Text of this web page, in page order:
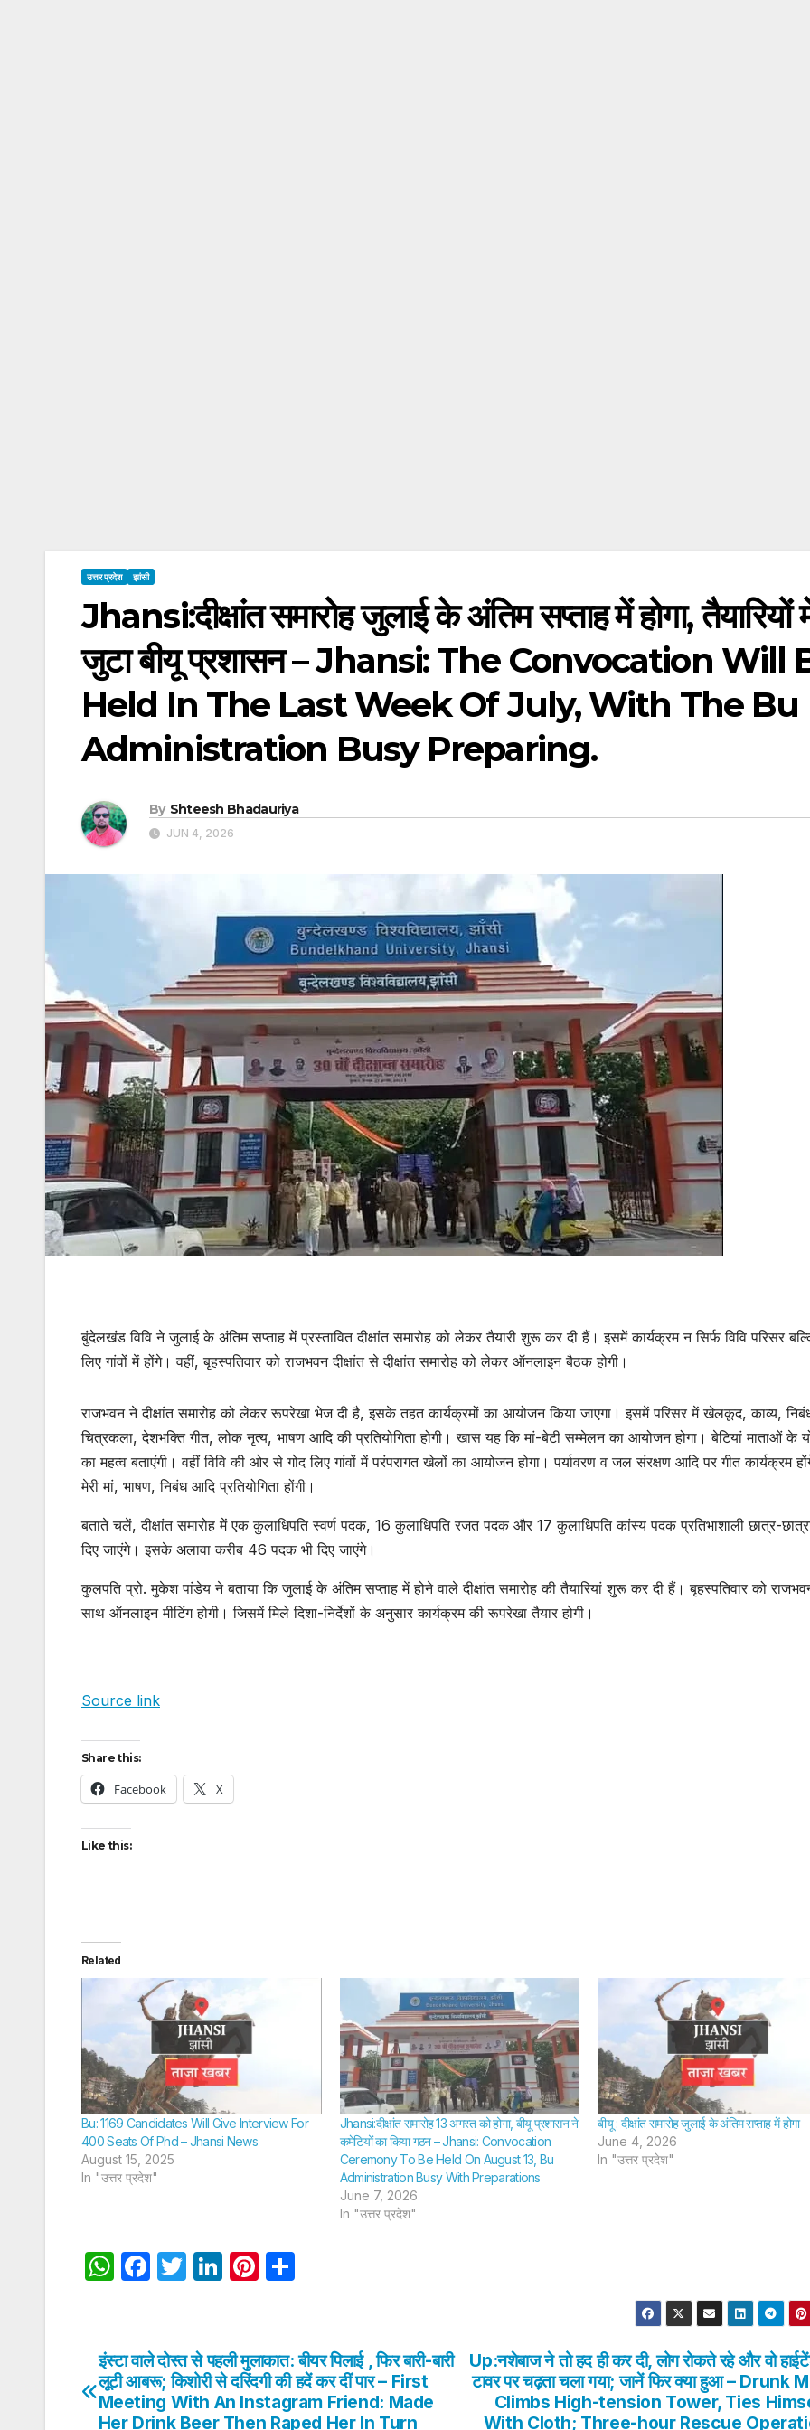
उत्तर प्रदेश झांसी
Jhansi:दीक्षांत समारोह जुलाई के अंतिम सप्ताह में होगा, तैयारियों
जुटा बीयू प्रशासन – Jhansi: The Convocation Will
Held In The Last Week Of July, With The Bu
Administration Busy Preparing.
By Shteesh Bhadauriya
JUN 4, 2026
बुंदेलखंड विवि ने जुलाई के अंतिम सप्ताह में प्रस्तावित दीक्षांत समारोह को लेकर तैयारी शुरू कर दी हैं। इसमें कार्यक्रम न सिर्फ विवि परिसर
लिए गांवों में होंगे। वहीं, बृहस्पतिवार को राजभवन दीक्षांत से दीक्षांत समारोह को लेकर ऑनलाइन बैठक होगी।
राजभवन ने दीक्षांत समारोह को लेकर रूपरेखा भेज दी है, इसके तहत कार्यक्रमों का आयोजन किया जाएगा। इसमें परिसर में खेलकूद, काव्य,
चित्रकला, देशभक्ति गीत, लोक नृत्य, भाषण आदि की प्रतियोगिता होगी। खास यह कि मां-बेटी सम्मेलन का आयोजन होगा। बेटियां माताओं के
का महत्व बताएंगी। वहीं विवि की ओर से गोद लिए गांवों में परंपरागत खेलों का आयोजन होगा। पर्यावरण व जल संरक्षण आदि पर गीत कार्यक्रम
मेरी मां, भाषण, निबंध आदि प्रतियोगिता होंगी।
बताते चलें, दीक्षांत समारोह में एक कुलाधिपति स्वर्ण पदक, 16 कुलाधिपति रजत पदक और 17 कुलाधिपति कांस्य पदक प्रतिभाशाली छात्र-
दिए जाएंगे। इसके अलावा करीब 46 पदक भी दिए जाएंगे।
कुलपति प्रो. मुकेश पांडेय ने बताया कि जुलाई के अंतिम सप्ताह में होने वाले दीक्षांत समारोह की तैयारियां शुरू कर दी हैं। बृहस्पतिवार को
साथ ऑनलाइन मीटिंग होगी। जिसमें मिले दिशा-निर्देशों के अनुसार कार्यक्रम की रूपरेखा तैयार होगी।
Source link
Share this:
Facebook X
Like this:
Related
Bu: 1169 Candidates Will Give Interview For
400 Seats Of Phd – Jhansi News
August 15, 2025
In "उत्तर प्रदेश"
Jhansi:दीक्षांत समारोह 13 अगस्त को होगा, बीयू प्रशासन ने
कमेटियों का किया गठन – Jhansi: Convocation
Ceremony To Be Held On August 13, Bu
Administration Busy With Preparations
June 7, 2026
In "उत्तर प्रदेश"
बीयू : दीक्षांत समारोह जुलाई के अंतिम सप्ताह में होगा
June 4, 2026
In "उत्तर प्रदेश"
W
s
A
p
F
e
b
o
T
er
Li
e
dI
n
Pi
e
st
e
Post
navigation
Up:नशेबाज ने तो हद ही कर दी, लोग रोकते रहे और वो
टावर पर चढ़ता चला गया; जानें फिर क्या हुआ – Drunk
Climbs High-tension Tower, Ties
With Cloth; Three-hour Rescue
इंस्टा वाले दोस्त से पहली मुलाकात: बीयर पिलाई , फिर बारी-बारी
लूटी आबरू; किशोरी से दरिंदगी की हदें कर दीं पार – First
Meeting With An Instagram Friend: Made
Her Drink Beer Then Raped Her In Turn